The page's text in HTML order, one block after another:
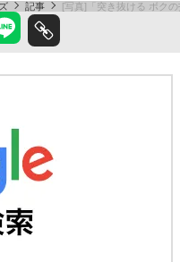
記事 [写真]「突き抜ける ボク